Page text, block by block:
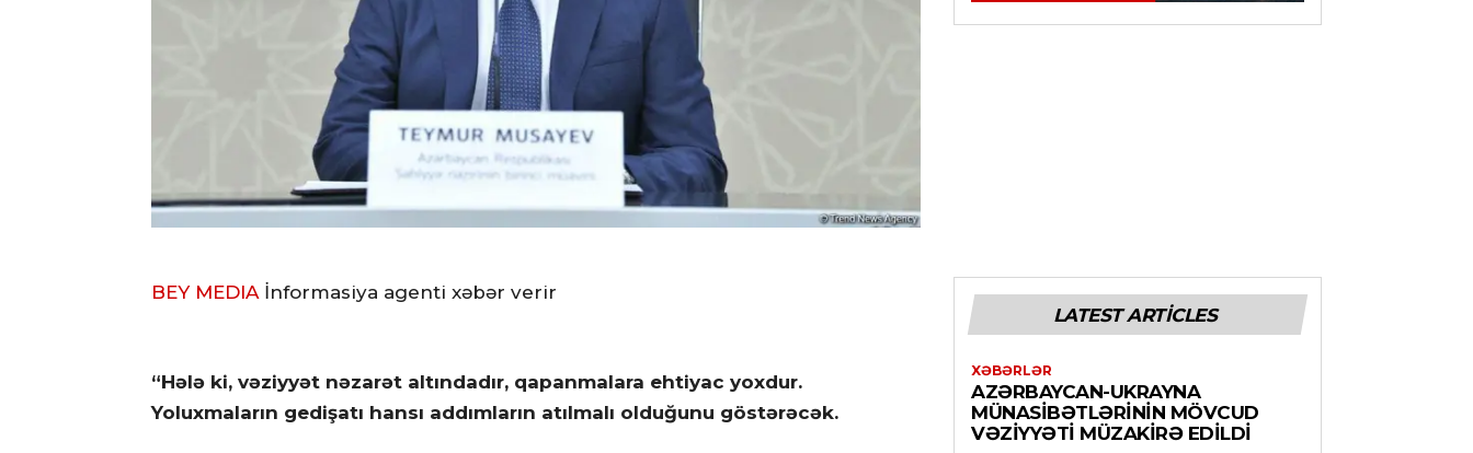
BEY MEDIAİnformasiya agenti xəbər verir
“Hələ ki, vəziyyət nəzarət altındadır, qapanmalara ehtiyac yoxdur.
Yoluxmaların gedişatı hansı addımların atılmalı olduğunu göstərəcək.
LATEST ARTICLES
XƏBƏRLƏR
AZƏRBAYCAN-UKRAYNA
MÜNASIBƏTLƏRININ MÖVCUD
VƏZIYYƏTI MÜZAKIRƏ EDILDI